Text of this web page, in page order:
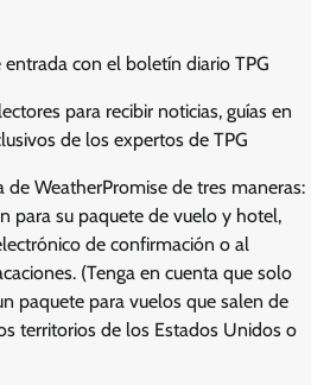
con el boletín diario TPG
para recibir noticias, guías en
de los expertos de TPG
de WeatherPromise de tres maneras:
para su paquete de vuelo y hotel,
de confirmación o al
(Tenga en cuenta que solo
paquete para vuelos que salen de
territorios de los Estados Unidos o